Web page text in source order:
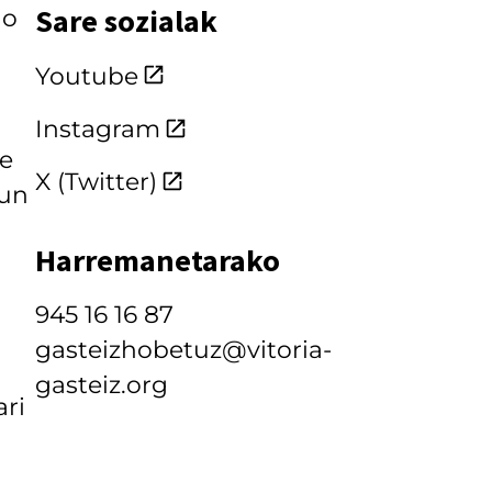
Sare sozialak
Youtube
Instagram
X (Twitter)
Harremanetarako
945 16 16 87
gasteizhobetuz@vitoria-
gasteiz.org